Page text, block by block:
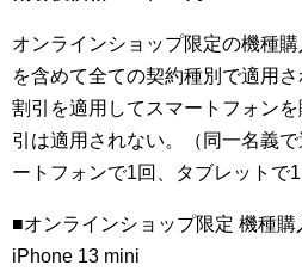
オンラインショップ限定の機種
を含めて全ての契約種別で適用
割引を適用してスマートフォン
引は適用されない。（同一名義
ートフォンで1回、タブレットで1
■オンラインショップ限定 機種
iPhone 13 mini